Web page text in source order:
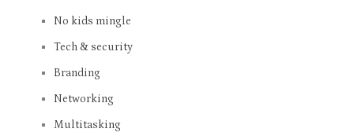
No kids mingle
Tech & security
Branding
Networking
Multitasking